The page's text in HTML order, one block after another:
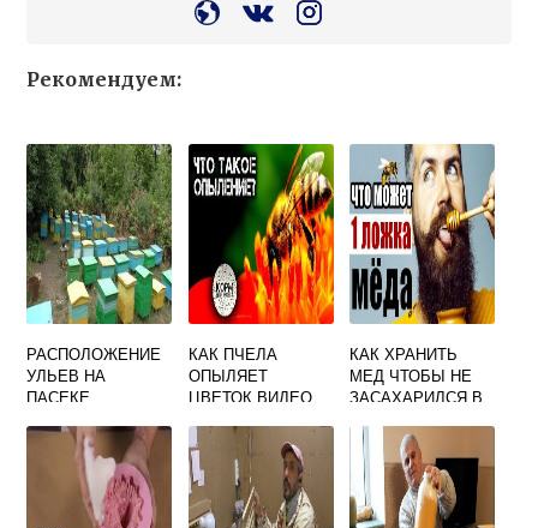
Рекомендуем:
РАСПОЛОЖЕНИЕ
УЛЬЕВ НА
ПАСЕКЕ
КАК ПЧЕЛА
ОПЫЛЯЕТ
ЦВЕТОК ВИДЕО
КАК ХРАНИТЬ
МЕД ЧТОБЫ НЕ
ЗАСАХАРИЛСЯ В
УСЛОВИЯХ